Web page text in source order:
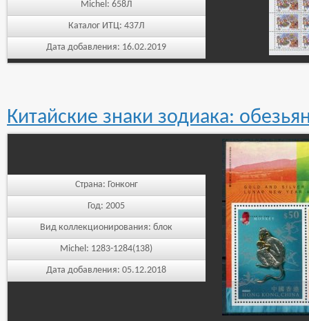
Michel: 658Л
Каталог ИТЦ: 437Л
Дата добавления: 16.02.2019
Китайские знаки зодиака:
Страна: Гонконг
Год:2005
Вид коллекционирования:блок
Michel: 1283-1284(138)
Дата добавления:05.12.2018